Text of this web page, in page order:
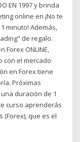
EN 1997 y brinda
online en ¡No te
minuto! Además,
de regalo.
Forex ONLINE,
con el mercado
en Forex tiene
Próximas
duración de 1
curso aprenderás
que es el